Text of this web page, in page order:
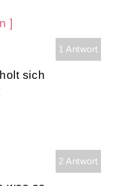
]
1 Antwort
sich
2 Antwort